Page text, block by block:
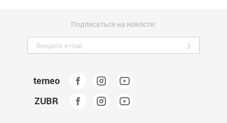
Подписаться на новости:
terneo
ZUBR